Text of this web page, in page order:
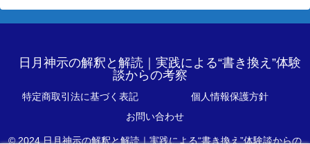
日月神示の解釈と解読｜実践による“書き換え”体験
談からの考察
特定商取引法に基づく表記
個人情報保護方針
お問い合わせ
© 2024 日月神示の解釈と解読｜実践による“書き換え”体験談からの